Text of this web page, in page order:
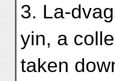
3. La-
yin, a
taken